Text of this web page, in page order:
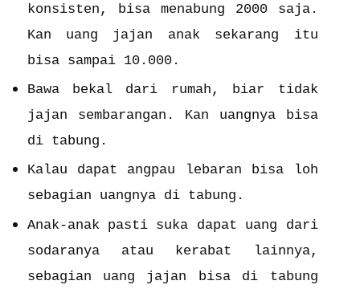
konsisten, bisa menabung 2000 saja.
Kan uang jajan anak sekarang itu
bisa sampai 10.000.
Bawa bekal dari rumah, biar tidak
jajan sembarangan. Kan uangnya bisa
di tabung.
Kalau dapat angpau lebaran bisa loh
sebagian uangnya di tabung.
Anak-anak pasti suka dapat uang dari
sodaranya atau kerabat lainnya,
sebagian uang jajan bisa di tabung